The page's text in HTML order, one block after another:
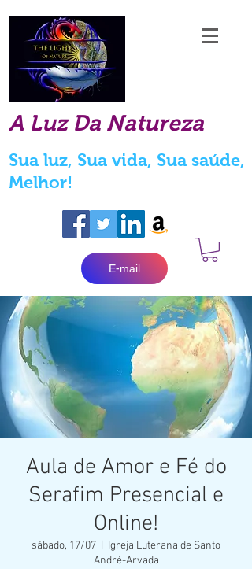
A Luz Da Natureza
Sua luz, Sua vida, Sua saúde,
Melhor!
E-mail
Aula de Amor e Fé do
Serafim Presencial e
Online!
sábado, 17/07
Igreja Luterana de Santo
André-Arvada